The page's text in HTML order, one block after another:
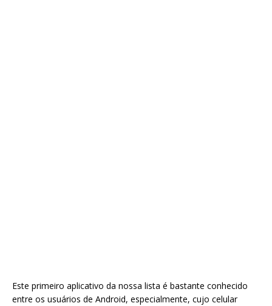
Este primeiro aplicativo da nossa lista é bastante conhecido
entre os usuários de Android, especialmente, cujo celular